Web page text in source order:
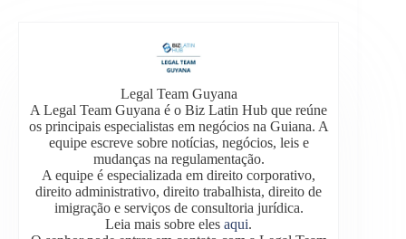
Legal Team Guyana
A Legal Team Guyana é o Biz Latin Hub que reúne
os principais especialistas em negócios na Guiana. A
equipe escreve sobre notícias, negócios, leis e
mudanças na regulamentação.
A equipe é especializada em direito corporativo,
direito administrativo, direito trabalhista, direito de
imigração e serviços de consultoria jurídica.
Leia mais sobre elesaqui.